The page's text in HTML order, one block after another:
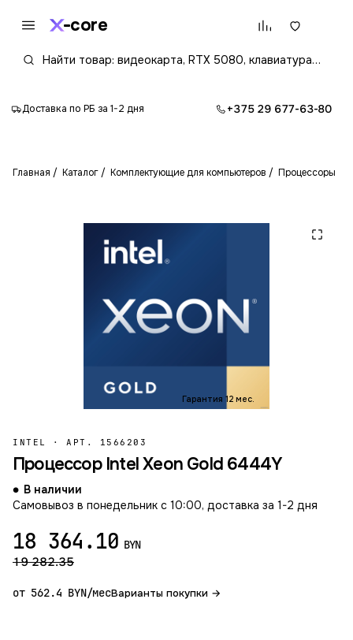
core
Доставка по РБ за 1-2 дня +375 29 677-63-80
Главная Каталог Комплектующие для компьютеров Процессоры
Гарантия 12 мес.
INTEL · АРТ. 1566203
Процессор Intel Xeon Gold 6444Y
В наличии
Самовывоз в понедельник с 10:00, доставка за 1-2 дня
18 364.10 BYN
19 282.35
от 562.4 BYN/месВарианты покупки →